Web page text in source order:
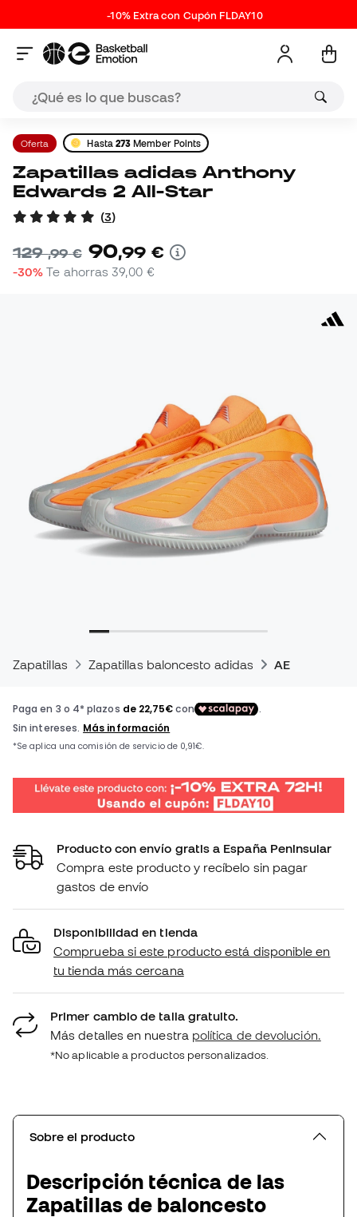
-10% Extra con Cupón FLDAY10
Oferta Hasta 273 Member Points
Zapatillas adidas Anthony
Edwards 2 All-Star
(3)
129,99 € 90,99 €
-30% Te ahorras39,00 €
Zapatillas Zapatillas baloncesto adidas AE
Producto con envío gratis a España Peninsular
Compra este producto y recíbelo sin pagar
gastos de envío
Disponibilidad en tienda
Comprueba si este producto está disponible en
tu tienda más cercana
Primer cambio de talla gratuito.
Más detalles en nuestra política de devolución.
*No aplicable a productos personalizados.
Sobre el producto
Descripción técnica de las
Zapatillas de baloncesto